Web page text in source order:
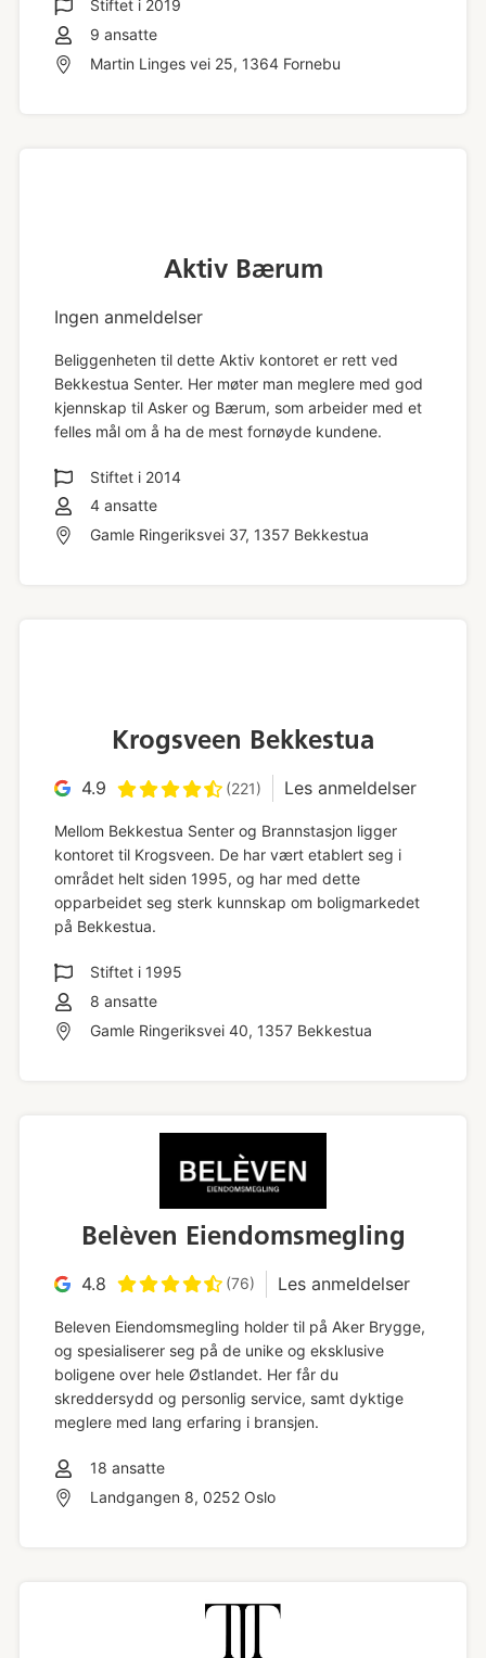
Stiftet i 2019
9 ansatte
Martin Linges vei 25, 1364 Fornebu
Aktiv Bærum
Ingen anmeldelser
Beliggenheten til dette Aktiv kontoret er rett ved
Bekkestua Senter. Her møter man meglere med god
kjennskap til Asker og Bærum, som arbeider med et
felles mål om å ha de mest fornøyde kundene.
Stiftet i 2014
4ansatte
Gamle Ringeriksvei 37, 1357 Bekkestua
Krogsveen Bekkestua
4.9 (221) Les anmeldelser
Mellom Bekkestua Senter og Brannstasjon ligger
kontoret til Krogsveen. De har vært etablert seg i
området helt siden 1995, og har med dette
opparbeidet seg sterk kunnskap om boligmarkedet
på Bekkestua.
Stiftet i 1995
8 ansatte
Gamle Ringeriksvei 40, 1357 Bekkestua
Belèven Eiendomsmegling
4.8 (76) Les anmeldelser
Beleven Eiendomsmegling holder til på Aker Brygge,
og spesialiserer seg på de unike og eksklusive
boligene over hele Østlandet. Her får du
skreddersydd og personlig service, samt dyktige
meglere med lang erfaring i bransjen.
18 ansatte
Landgangen 8, 0252 Oslo